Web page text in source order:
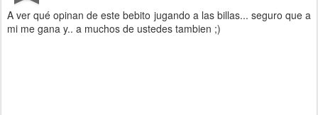
A ver qué opinan de este bebito jugando a las billas... seguro que a
mi me gana y.. a muchos de ustedes tambien ;)